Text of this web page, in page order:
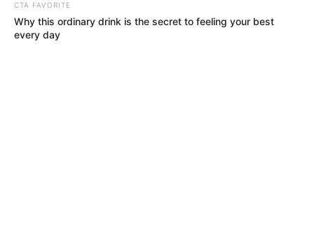
CTA FAVORITE
Why this ordinary drink is the secret to feeling your best
every day